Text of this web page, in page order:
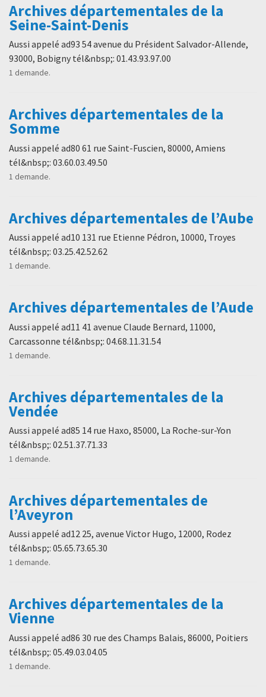
Archives départementales de la
Seine-Saint-Denis
Aussi appelé ad93 54 avenue du Président Salvador-Allende,
93000, Bobigny tél&nbsp;: 01.43.93.97.00
1 demande.
Archives départementales de la
Somme
Aussi appelé ad80 61 rue Saint-Fuscien, 80000, Amiens
tél&nbsp;: 03.60.03.49.50
1 demande.
Archives départementales de l’Aube
Aussi appelé ad10 131 rue Etienne Pédron, 10000, Troyes
tél&nbsp;: 03.25.42.52.62
1 demande.
Archives départementales de l’Aude
Aussi appelé ad11 41 avenue Claude Bernard, 11000,
Carcassonne tél&nbsp;: 04.68.11.31.54
1 demande.
Archives départementales de la
Vendée
Aussi appelé ad85 14 rue Haxo, 85000, La Roche-sur-Yon
tél&nbsp;: 02.51.37.71.33
1 demande.
Archives départementales de
l’Aveyron
Aussi appelé ad12 25, avenue Victor Hugo, 12000, Rodez
tél&nbsp;: 05.65.73.65.30
1 demande.
Archives départementales de la
Vienne
Aussi appelé ad86 30 rue des Champs Balais, 86000, Poitiers
tél&nbsp;: 05.49.03.04.05
1 demande.